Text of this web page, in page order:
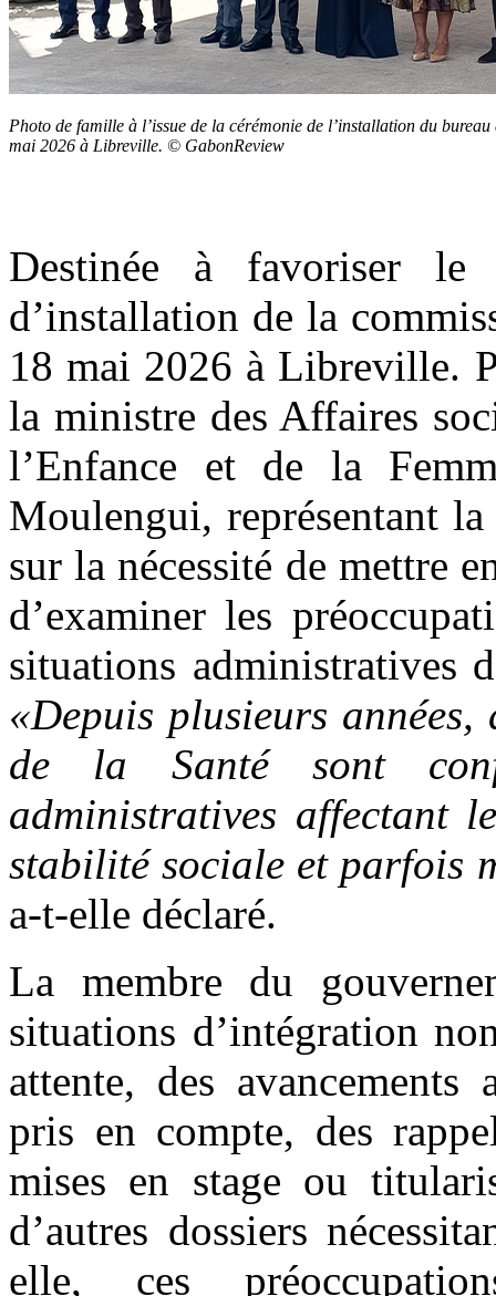
Photo de famille à l’issue de la cérémonie de l’installation du
mai 2026 à Libreville. © GabonReview
Destinée à favoriser le
d’installation de la
18 mai 2026 à Libreville.
la ministre des Affaires
l’Enfance et de la
Moulengui, représentant
sur la nécessité de mettre
d’examiner les
situations administratives
«Depuis plusieurs
de la Santé sont
administratives affectant
stabilité sociale et parfois
a-t-elle déclaré.
La membre du
situations d’intégration
attente, des
pris en compte, des
mises en stage ou
d’autres dossiers
elle, ces